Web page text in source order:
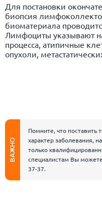
Для постановки
биопсия
биоматериала
Лимфоциты указывают
процесса, атипичные
опухоли,
ВАЖНО
Помните, что поставить
характер заболевания,
только
специалистам Вы
37-37.